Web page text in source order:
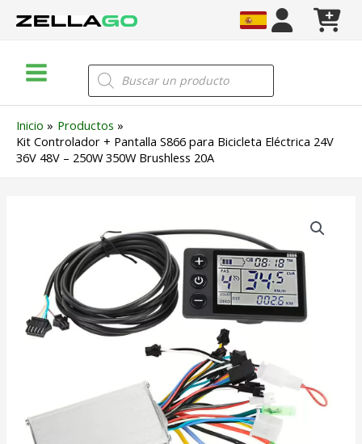
Menu
Búsqueda
de
productos
Inicio
Productos
Kit Controlador + Pantalla S866 para Bicicleta Eléctrica 24V
36V 48V – 250W 350W Brushless 20A
Pantalla
Bicicleta
Eléctrica
250W